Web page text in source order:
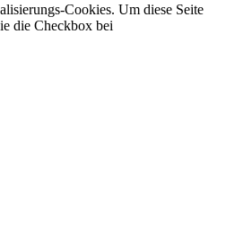
Cookies. Um diese Seite
die Checkbox bei